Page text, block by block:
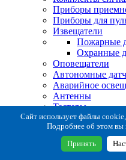
Приборы
Приборы для
Извещатели
Пожарные
Охранные
Оповещатели
Автономные
Аварийное
Антенны
Тестеры
Система сбора
Расходные и
Коробки
Сайт использует файлы
Подробнее об этом вы
Принять